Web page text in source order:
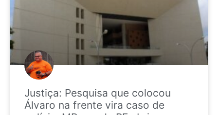
Justiça: Pesquisa que colocou
Álvaro na frente vira caso de